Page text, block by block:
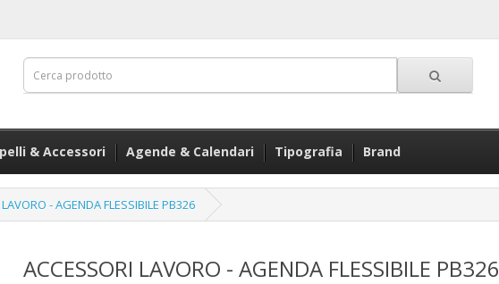
& Accessori Agende & Calendari Tipografia Brand
- AGENDA FLESSIBILE PB326
ACCESSORI LAVORO - AGENDA FLESSIBILE PB326